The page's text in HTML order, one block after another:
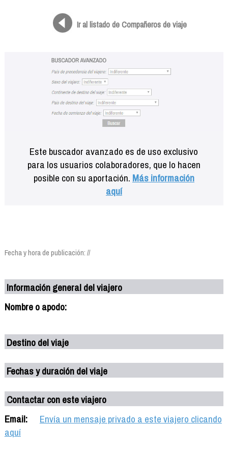
Ir al listado de Compañeros de viaje
Este buscador avanzado es de uso exclusivo
para los usuarios colaboradores, que lo hacen
posible con su aportación. Más información
aquí
Fecha y hora de publicación: //
Información general del viajero
Nombre o apodo:
Destino del viaje
Fechas y duración del viaje
Contactar con este viajero
Email:
Envía un mensaje privado a este viajero clicando
aquí